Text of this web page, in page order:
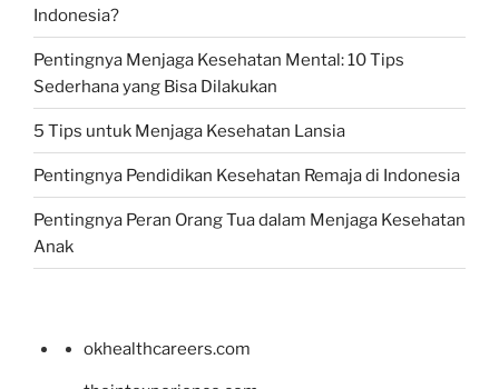
Indonesia?
Pentingnya Menjaga Kesehatan Mental: 10 Tips
Sederhana yang Bisa Dilakukan
5 Tips untuk Menjaga Kesehatan Lansia
Pentingnya Pendidikan Kesehatan Remaja di Indonesia
Pentingnya Peran Orang Tua dalam Menjaga Kesehatan
Anak
okhealthcareers.com